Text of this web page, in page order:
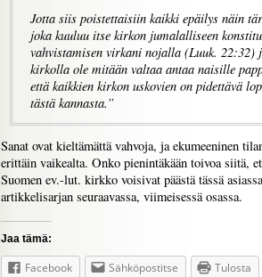
Jotta siis poistettaisiin kaikki epäilys näin
joka kuuluu itse kirkon jumalalliseen
vahvistamisen virkani nojalla (Luuk. 22:32)
kirkolla ole mitään valtaa antaa naisille
että kaikkien kirkon uskovien on pidettävä
tästä kannasta.”
Sanat ovat kieltämättä vahvoja, ja ekumeeninen
erittäin vaikealta. Onko pienintäkään toivoa siitä,
Suomen ev.-lut. kirkko voisivat päästä tässä
artikkelisarjan seuraavassa, viimeisessä osassa.
Jaa tämä:
Facebook Sähköpostitse Tulosta